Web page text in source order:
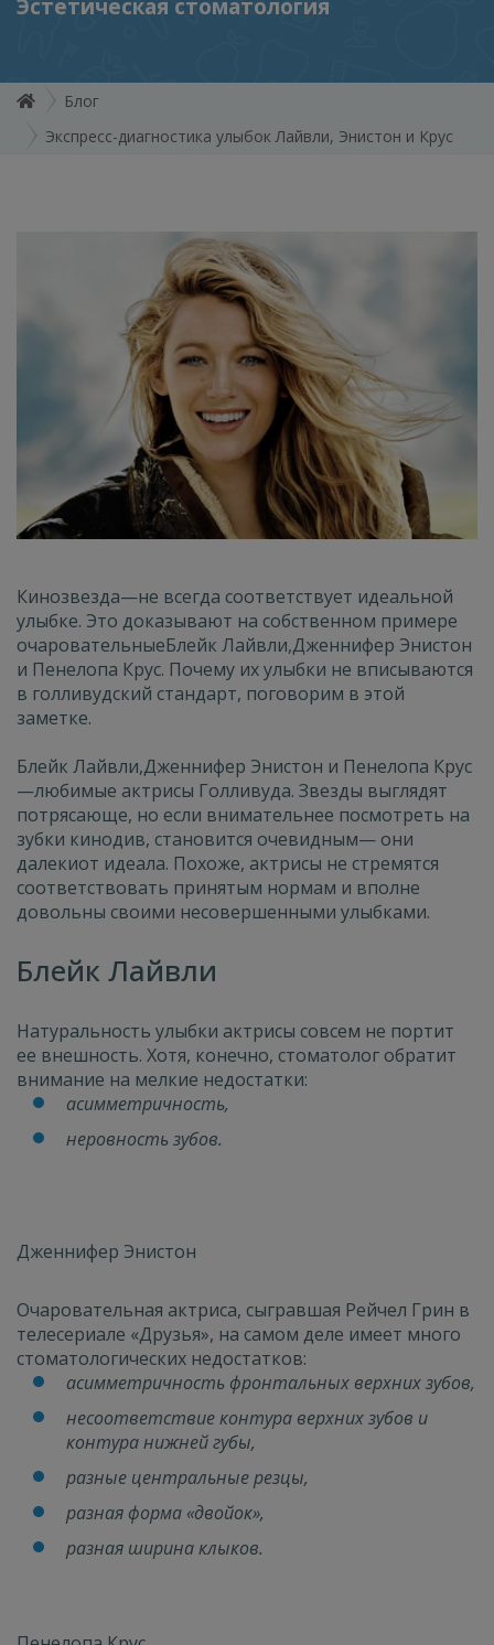
Эстетическая стоматология
Блог
Экспресс-диагностика улыбок Лайвли, Энистон и Крус
Кинозвезда—не всегда соответствует идеальной
улыбке. Это доказывают на собственном примере
очаровательныеБлейк Лайвли,Дженнифер Энистон
и Пенелопа Крус. Почему их улыбки не вписываются
в голливудский стандарт, поговорим в этой
заметке.
Блейк Лайвли,Дженнифер Энистон и Пенелопа Крус
—любимые актрисы Голливуда. Звезды выглядят
потрясающе, но если внимательнее посмотреть на
зубки кинодив, становится очевидным— они
далекиот идеала. Похоже, актрисы не стремятся
соответствовать принятым нормам и вполне
довольны своими несовершенными улыбками.
Блейк Лайвли
Натуральность улыбки актрисы совсем не портит
ее внешность. Хотя, конечно, стоматолог обратит
внимание на мелкие недостатки:
асимметричность,
неровность зубов.
Дженнифер Энистон
Очаровательная актриса, сыгравшая Рейчел Грин в
телесериале «Друзья», на самом деле имеет много
стоматологических недостатков:
асимметричность фронтальных верхних зубов,
несоответствие контура верхних зубов и
контура нижней губы,
разные центральные резцы,
разная форма «двойок»,
разная ширина клыков.